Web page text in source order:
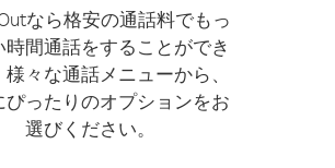
なら格安の通話料でもっ
時間通話をすることができ
様々な通話メニューから、
ぴったりのオプションをお
選びください。